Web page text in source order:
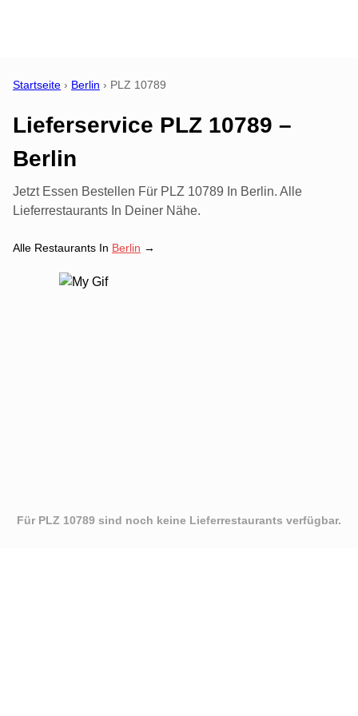
Startseite › Berlin › PLZ 10789
Lieferservice PLZ 10789 –
Berlin
Jetzt Essen Bestellen Für PLZ 10789 In Berlin. Alle
Lieferrestaurants In Deiner Nähe.
Alle Restaurants In Berlin →
Für PLZ 10789 sind noch keine Lieferrestaurants verfügbar.